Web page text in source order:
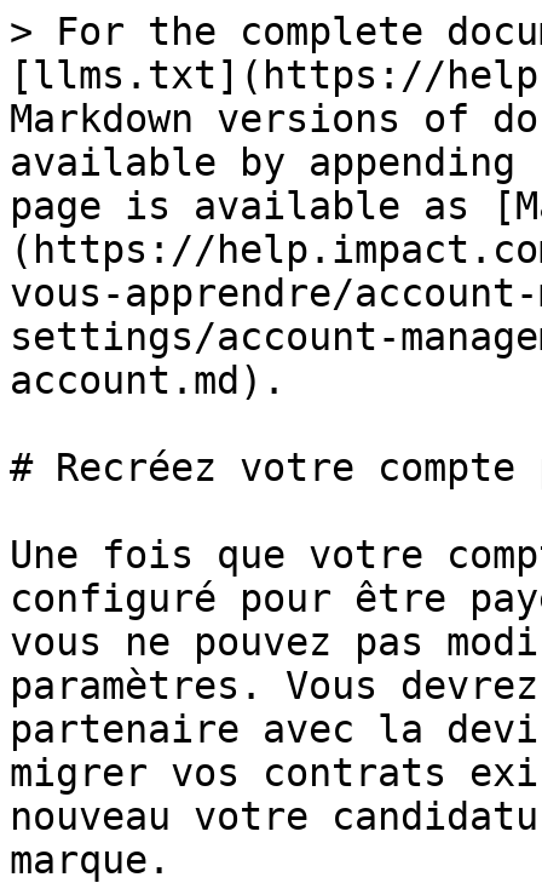
> For the complete
[llms.txt](https://
Markdown versions of
available by
page is available as
(https://
vous-apprendre/account-
settings/account-
account.md).
# Recréez votre
Une fois que votre
configuré pour être
vous ne pouvez pas
paramètres. Vous
partenaire avec la
migrer vos contrats
nouveau votre
marque.